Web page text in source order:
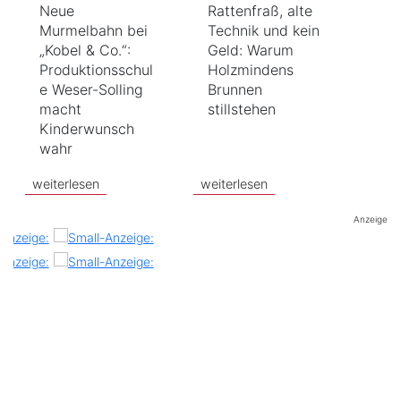
Neue
Murmelbahn bei
„Kobel & Co.“:
Produktionsschul
e Weser-Solling
macht
Kinderwunsch
wahr
weiterlesen
Rattenfraß, alte
Technik und kein
Geld: Warum
Holzmindens
Brunnen
stillstehen
weiterlesen
Anzeige